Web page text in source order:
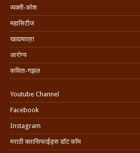
व्यक्ती-कोश
महासिटीज
खाद्ययात्रा
आरोग्य
कविता-गझल
Youtube Channel
Facebook
Instagram
मराठी क्लासिफाईड्स डॉट कॉम